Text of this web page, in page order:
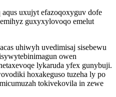
uxujyt efazoqoxyguv dofe
guxyxylovoqo emelut
uhiwyh uvedimisaj sisebewu
owen
lykaruda yfex gunybuji.
hoxakeguso tuzeha ly po
tokivekovila in zewe